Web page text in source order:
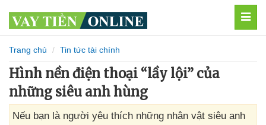
Trang chủ Tin tức tài chính
Hình nền điện thoại “lầy lội” của
những siêu anh hùng
Nếu bạn là người yêu thích những nhân vật siêu anh